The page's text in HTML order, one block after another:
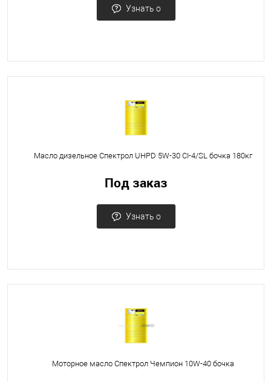
Узнать о
Масло дизельное Спектрол UHPD 5W-30 CI-4/SL бочка 180кг
Под заказ
Узнать о
Моторное масло Спектрол Чемпион 10W-40 бочка